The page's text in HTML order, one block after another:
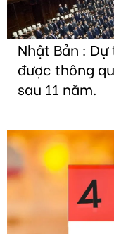
Nhật Bản :
được thông
sau 11 năm.